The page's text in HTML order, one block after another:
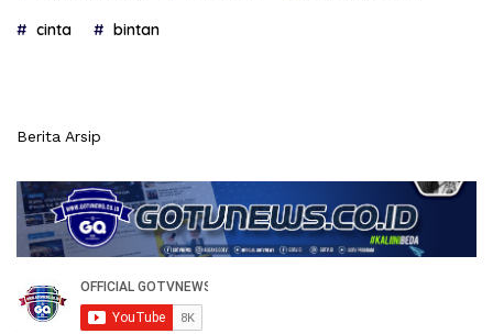
cinta bintan
Berita Arsip